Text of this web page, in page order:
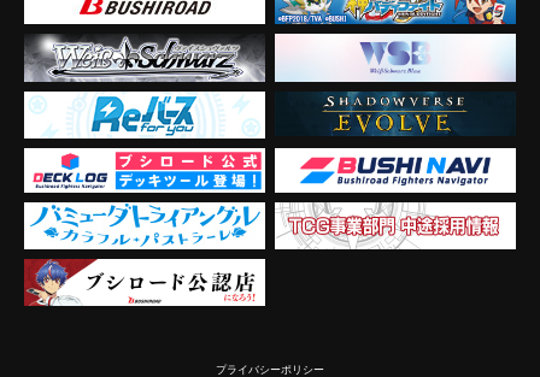
プライバシーポリシー